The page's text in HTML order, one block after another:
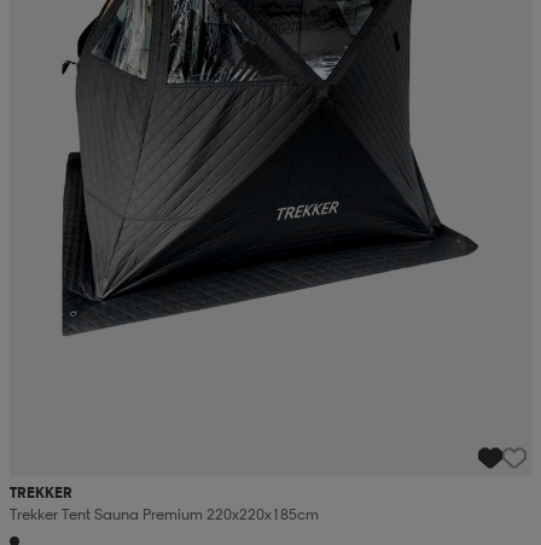
TREKKER
Trekker Tent Sauna Premium 220x220x185cm